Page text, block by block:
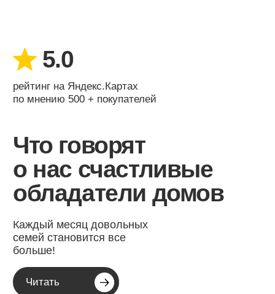
Видеоролики
о наших домах
Собрали для Вас подборку
видеороликов о наших